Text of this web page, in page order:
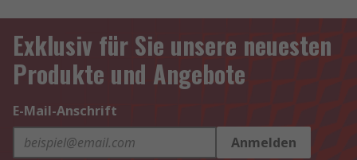
Exklusiv für Sie unsere neuesten
Produkte und Angebote
E-Mail-Anschrift
Anmelden